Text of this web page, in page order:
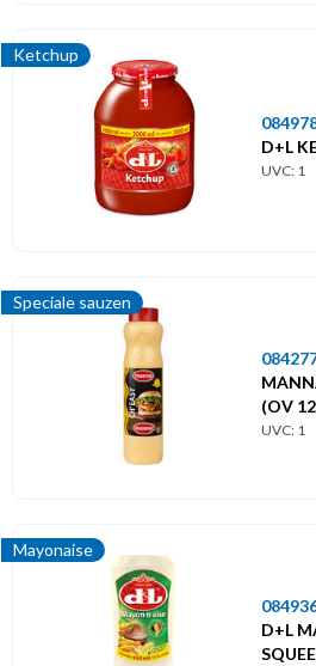
Ketchup
D+L
UVC: 1
Speciale sauzen
(OV
UVC: 1
Mayonaise
D+L